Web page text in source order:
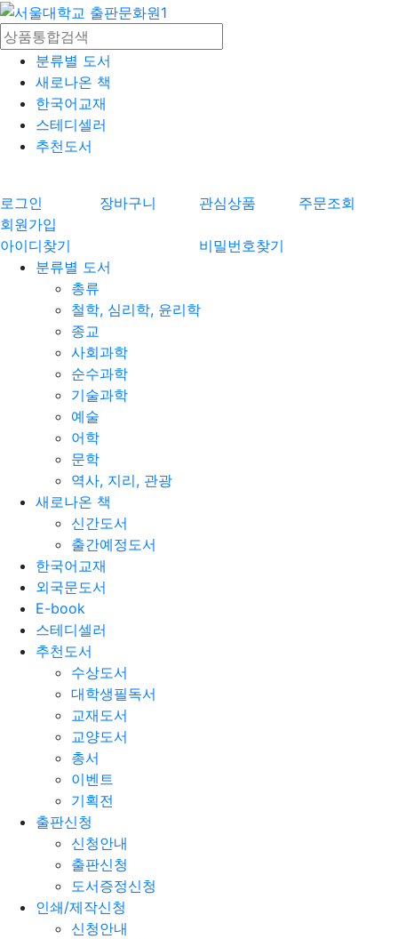
분류별 도서
새로나온 책
한국어교재
스테디셀러
추천도서
로그인 장바구니 관심상품
주문조회
회원가입
아이디찾기
비밀번호찾기
분류별 도서
총류
철학, 심리학, 윤리학
종교
사회과학
순수과학
기술과학
예술
어학
문학
역사, 지리, 관광
새로나온 책
신간도서
출간예정도서
한국어교재
외국문도서
E-book
스테디셀러
추천도서
수상도서
대학생필독서
교재도서
교양도서
총서
이벤트
기획전
출판신청
신청안내
출판신청
도서증정신청
인쇄/제작신청
신청안내